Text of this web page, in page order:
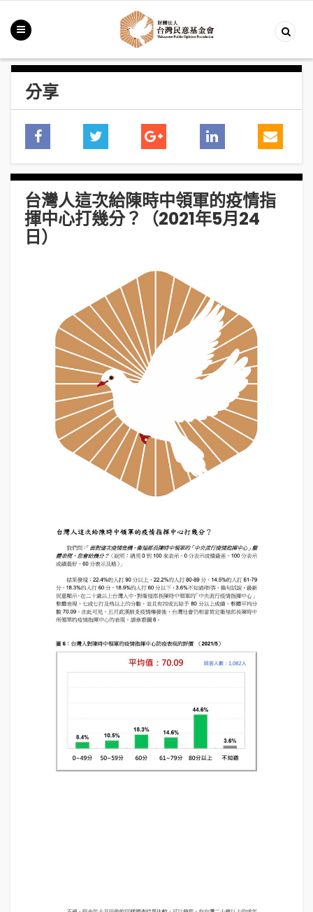
分享
台灣人這次給陳時中領軍的疫情指
揮中心打幾分？（2021年5月24
日）